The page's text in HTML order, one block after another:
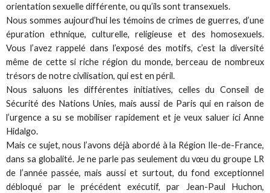
orientation sexuelle différente, ou qu’ils sont transexuels.
Nous sommes aujourd’hui les témoins de crimes de guerres, d’une
épuration ethnique, culturelle, religieuse et des homosexuels.
Vous l’avez rappelé dans l’exposé des motifs, c’est la diversité
même de cette si riche région du monde, berceau de nombreux
trésors de notre civilisation, qui est en péril.
Nous saluons les différentes initiatives, celles du Conseil de
Sécurité des Nations Unies, mais aussi de Paris qui en raison de
l’urgence a su se mobiliser rapidement et je veux saluer ici Anne
Hidalgo.
Mais ce sujet, nous l’avons déjà abordé à la Région Ile-de-France,
dans sa globalité. Je ne parle pas seulement du vœu du groupe LR
de l’année passée, mais aussi et surtout, du fond exceptionnel
débloqué par le précédent exécutif, par Jean-Paul Huchon,